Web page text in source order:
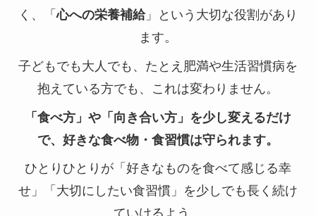
く、「心への栄養補給」という大切な役割があり
ます。
子どもでも大人でも、たとえ肥満や生活習慣病を
抱えている方でも、これは変わりません。
「食べ方」や「向き合い方」を少し変えるだけ
で、好きな食べ物・食習慣は守られます。
ひとりひとりが「好きなものを食べて感じる幸
せ」「大切にしたい食習慣」を少しでも長く続け